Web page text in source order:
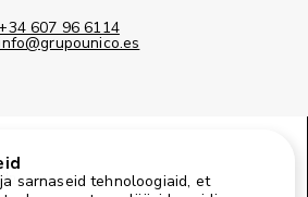
607 96 6114
sarnaseid tehnoloogiaid, et